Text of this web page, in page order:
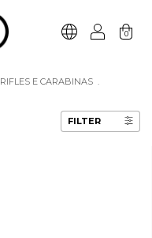
0
RIFLES E CARABINAS .
FILTER